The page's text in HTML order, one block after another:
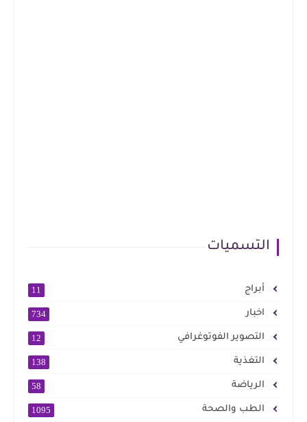
التسميات
أبراج 11
اخبار 734
التصوير الفوتوغرافي 12
التغذية 138
الرياضة 58
الطب والصحة 1095